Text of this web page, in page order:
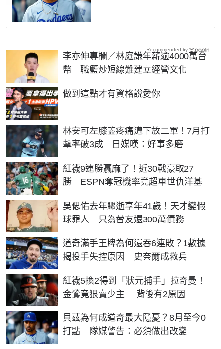
李亦伸專欄／林庭謙年薪逾4000萬台
幣 職籃炒短線難建立經營文化
做到這點才有資格說愛你
PR
林安可左膝蓋疼痛遭下放二軍！7月打
擊率破3成 日媒嘆：好事多磨
紅襪9連勝贏麻了！近30戰豪取27
勝 ESPN奪冠機率竟超車世仇洋基
吳偲佑去年驟逝享年41歲！天才變假
球罪人 只為替友還300萬債務
道奇滿手王牌為何還吞6連敗？1數據
揭投手失控原因 史奈爾成救兵
紅襪5換2得到「狀元捕手」拉奇曼！
金鶯竟狠賣少主 背後有2原因
貝茲為何成道奇最大隱憂？8月至今0
打點 隊媒警告：必須做出改變
Recommended by